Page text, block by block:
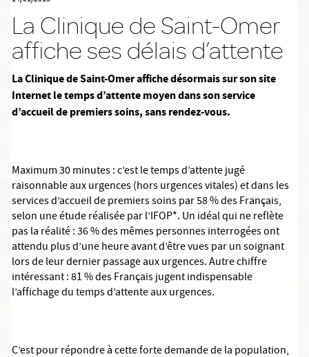
La Clinique de Saint-Omer
affiche ses délais d’attente
La Clinique de Saint-Omer affiche désormais sur son site
Internet le temps d’attente moyen dans son service
d’accueil de premiers soins, sans rendez-vous.
Maximum 30 minutes : c’est le temps d’attente jugé
raisonnable aux urgences (hors urgences vitales) et dans les
services d’accueil de premiers soins par 58 % des Français,
selon une étude réalisée par l’IFOP*. Un idéal qui ne reflète
pas la réalité : 36 % des mêmes personnes interrogées ont
attendu plus d’une heure avant d’être vues par un soignant
lors de leur dernier passage aux urgences. Autre chiffre
intéressant : 81 % des Français jugent indispensable
l’affichage du temps d’attente aux urgences.
C’est pour répondre à cette forte demande de la population,